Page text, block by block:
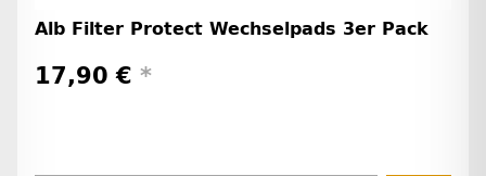
Alb Filter Protect Wechselpads 3er Pack
17,90 € *